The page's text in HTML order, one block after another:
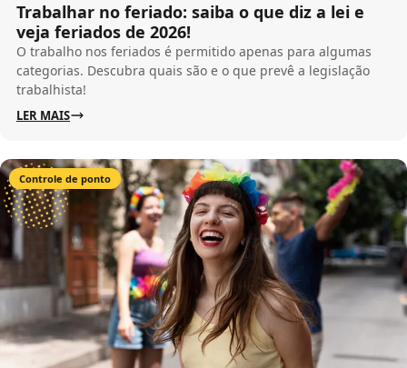
Trabalhar no feriado: saiba o que diz a lei e
veja feriados de 2026!
O trabalho nos feriados é permitido apenas para algumas
categorias. Descubra quais são e o que prevê a legislação
trabalhista!
LER MAIS
Controle de ponto